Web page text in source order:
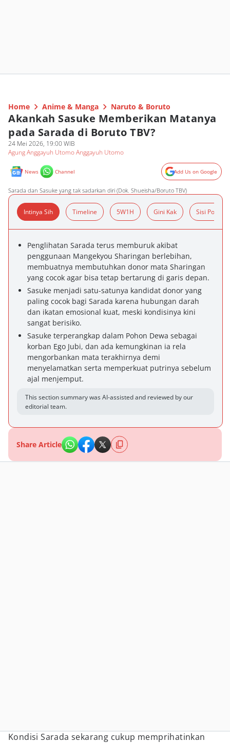
Home Anime & Manga Naruto & Boruto
Akankah Sasuke Memberikan Matanya
pada Sarada di Boruto TBV?
24 Mei 2026, 19:00 WIB
Agung Anggayuh Utomo Anggayuh Utomo
News Channel Add Us on Google
Sarada dan Sasuke yang tak sadarkan diri (Dok. Shueisha/Boruto TBV)
Intinya Sih Timeline 5W1H Gini Kak Sisi Positif
Penglihatan Sarada terus memburuk akibat
penggunaan Mangekyou Sharingan berlebihan,
membuatnya membutuhkan donor mata Sharingan
yang cocok agar bisa tetap bertarung di garis depan.
Sasuke menjadi satu-satunya kandidat donor yang
paling cocok bagi Sarada karena hubungan darah
dan ikatan emosional kuat, meski kondisinya kini
sangat berisiko.
Sasuke terperangkap dalam Pohon Dewa sebagai
korban Ego Jubi, dan ada kemungkinan ia rela
mengorbankan mata terakhirnya demi
menyelamatkan serta memperkuat putrinya sebelum
ajal menjemput.
This section summary was AI-assisted and reviewed by our
editorial team.
Share Article
Kondisi Sarada sekarang cukup memprihatinkan